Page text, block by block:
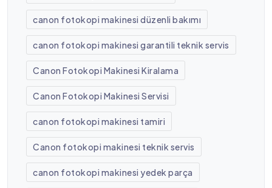
canon fotokopi makinesi düzenli bakımı
canon fotokopi makinesi garantili teknik servis
Canon Fotokopi Makinesi Kiralama
Canon Fotokopi Makinesi Servisi
canon fotokopi makinesi tamiri
Canon fotokopi makinesi teknik servis
canon fotokopi makinesi yedek parça